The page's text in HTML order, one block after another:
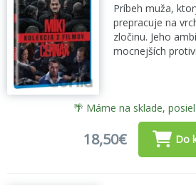
Príbeh muža,
prepracuje na
zločinu. Jeho
mocnejších
🌴 Máme na sklade,
18,50€ Do